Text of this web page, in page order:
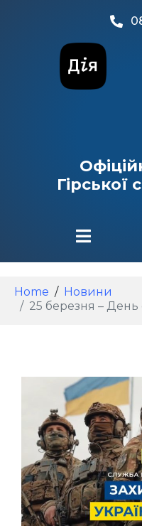
Гірської
Home
Новини
25 березня –